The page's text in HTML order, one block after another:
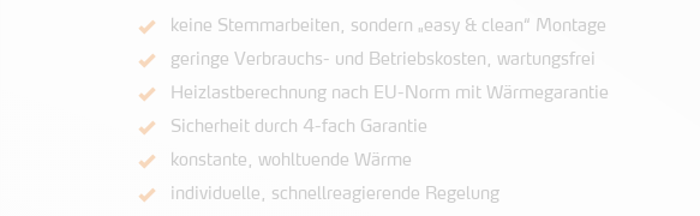
keine Stemmarbeiten, sondern „easy & clean“ Montage
geringe Verbrauchs- und Betriebskosten, wartungsfrei
Heizlastberechnung nach EU-Norm mit Wärmegarantie
Sicherheit durch 4-fach Garantie
konstante, wohltuende Wärme
individuelle, schnellreagierende Regelung